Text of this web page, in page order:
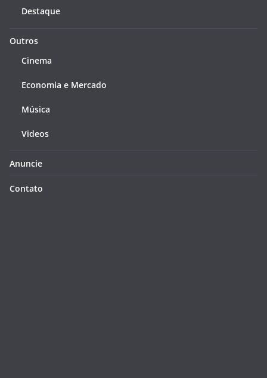
Destaque
Outros
Cinema
Economia e Mercado
Música
Videos
Anuncie
Contato